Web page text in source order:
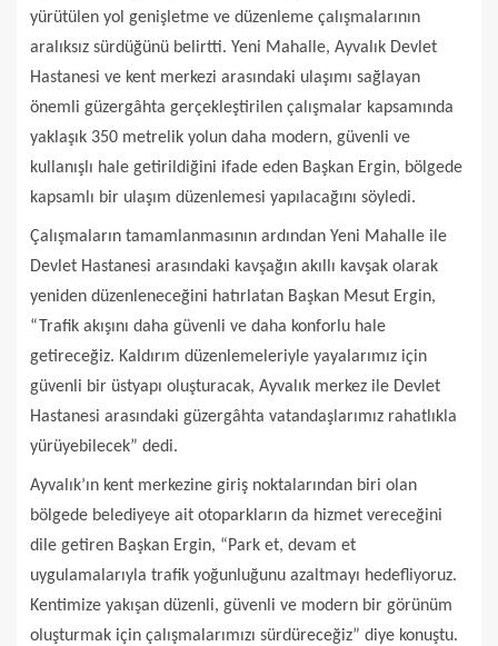
yürütülen yol genişletme ve düzenleme çalışmalarının
aralıksız sürdüğünü belirtti. Yeni Mahalle, Ayvalık Devlet
Hastanesi ve kent merkezi arasındaki ulaşımı sağlayan
önemli güzergâhta gerçekleştirilen çalışmalar kapsamında
yaklaşık 350 metrelik yolun daha modern, güvenli ve
kullanışlı hale getirildiğini ifade eden Başkan Ergin, bölgede
kapsamlı bir ulaşım düzenlemesi yapılacağını söyledi.
Çalışmaların tamamlanmasının ardından Yeni Mahalle ile
Devlet Hastanesi arasındaki kavşağın akıllı kavşak olarak
yeniden düzenleneceğini hatırlatan Başkan Mesut Ergin,
“Trafik akışını daha güvenli ve daha konforlu hale
getireceğiz. Kaldırım düzenlemeleriyle yayalarımız için
güvenli bir üstyapı oluşturacak, Ayvalık merkez ile Devlet
Hastanesi arasındaki güzergâhta vatandaşlarımız rahatlıkla
yürüyebilecek” dedi.
Ayvalık’ın kent merkezine giriş noktalarından biri olan
bölgede belediyeye ait otoparkların da hizmet vereceğini
dile getiren Başkan Ergin, “Park et, devam et
uygulamalarıyla trafik yoğunluğunu azaltmayı hedefliyoruz.
Kentimize yakışan düzenli, güvenli ve modern bir görünüm
oluşturmak için çalışmalarımızı sürdüreceğiz” diye konuştu.